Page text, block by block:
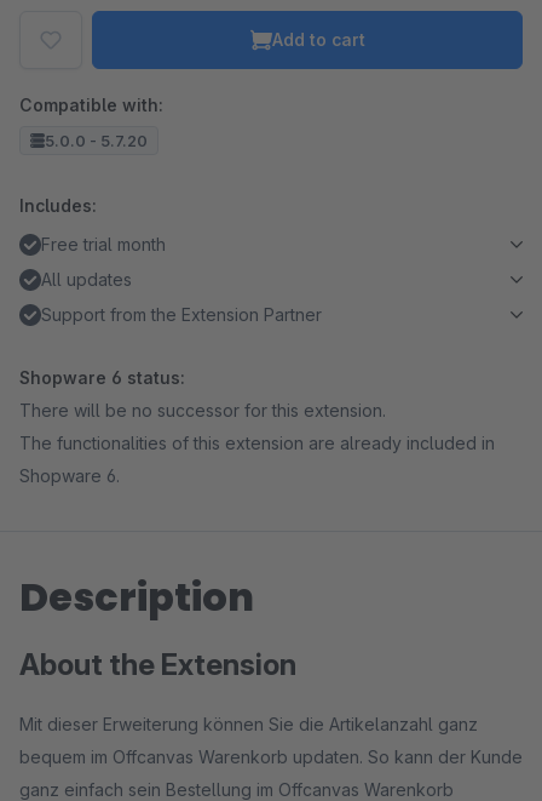
Add to cart
Compatible with:
5.0.0 - 5.7.20
Includes:
Free trial month
All updates
Support from the Extension Partner
Shopware 6 status:
There will be no successor for this extension.
The functionalities of this extension are already included in
Shopware 6.
Description
About the Extension
Mit dieser Erweiterung können Sie die Artikelanzahl ganz
bequem im Offcanvas Warenkorb updaten. So kann der Kunde
ganz einfach sein Bestellung im Offcanvas Warenkorb